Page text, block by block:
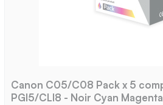
Canon C05/C08 Pack x 5
PGI5/CLI8 - Noir Cyan